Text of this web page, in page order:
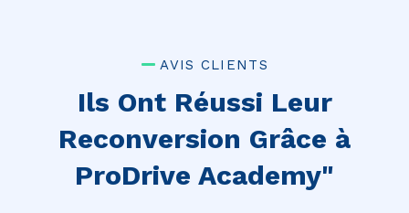
AVIS CLIENTS
Ils Ont Réussi Leur
Reconversion Grâce à
ProDrive Academy"